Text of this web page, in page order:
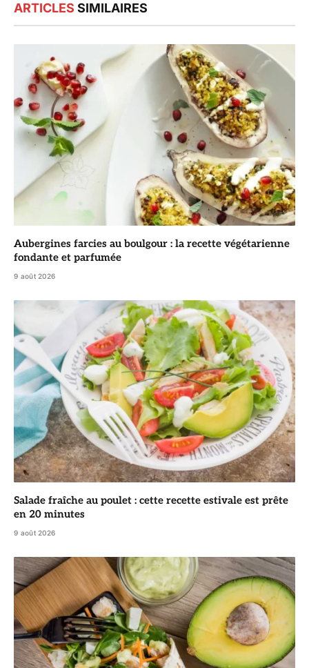
ARTICLES SIMILAIRES
Aubergines farcies au boulgour : la recette végétarienne
fondante et parfumée
9 août 2026
Salade fraîche au poulet : cette recette estivale est prête
en 20 minutes
9 août 2026